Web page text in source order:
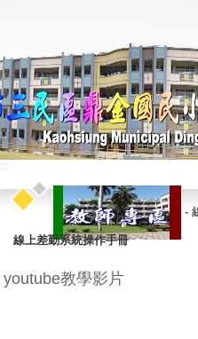
:::
-
線上差勤系統操作手冊
youtube教學影片